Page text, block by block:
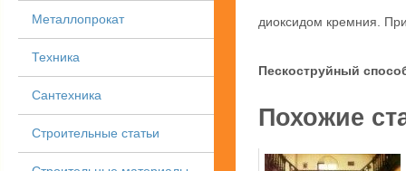
Металлопрокат
Техника
Сантехника
Строительные статьи
диоксидом кремния.
Пескоструйный
Похожие